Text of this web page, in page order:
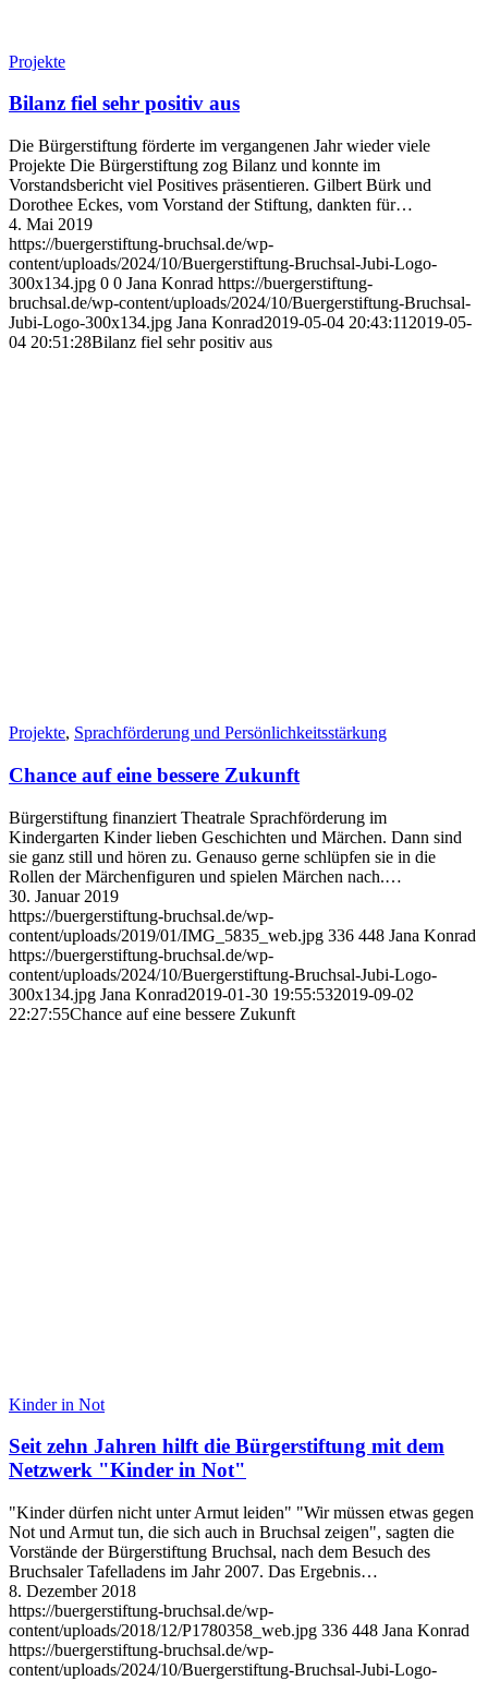
Projekte
Bilanz fiel sehr positiv aus
Die Bürgerstiftung förderte im vergangenen Jahr wieder viele
Projekte Die Bürgerstiftung zog Bilanz und konnte im
Vorstandsbericht viel Positives präsentieren. Gilbert Bürk und
Dorothee Eckes, vom Vorstand der Stiftung, dankten für…
4. Mai 2019
https://buergerstiftung-bruchsal.de/wp-
content/uploads/2024/10/Buergerstiftung-Bruchsal-Jubi-Logo-
300x134.jpg 0 0 Jana Konrad https://buergerstiftung-
bruchsal.de/wp-content/uploads/2024/10/Buergerstiftung-Bruchsal-
Jubi-Logo-300x134.jpg Jana Konrad2019-05-04 20:43:11 2019-05-
04 20:51:28Bilanz fiel sehr positiv aus
Projekte, Sprachförderung und Persönlichkeits­stärkung
Chance auf eine bessere Zukunft
Bürgerstiftung finanziert Theatrale Sprachförderung im
Kindergarten Kinder lieben Geschichten und Märchen. Dann sind
sie ganz still und hören zu. Genauso gerne schlüpfen sie in die
Rollen der Märchenfiguren und spielen Märchen nach.…
30. Januar 2019
https://buergerstiftung-bruchsal.de/wp-
content/uploads/2019/01/IMG_5835_web.jpg 336 448 Jana Konrad
https://buergerstiftung-bruchsal.de/wp-
content/uploads/2024/10/Buergerstiftung-Bruchsal-Jubi-Logo-
300x134.jpg Jana Konrad2019-01-30 19:55:532019-09-02
22:27:55Chance auf eine bessere Zukunft
Kinder in Not
Seit zehn Jahren hilft die Bürgerstiftung mit dem
Netzwerk "Kinder in Not"
"Kinder dürfen nicht unter Armut leiden" "Wir müssen etwas gegen
Not und Armut tun, die sich auch in Bruchsal zeigen", sagten die
Vorstände der Bürgerstiftung Bruchsal, nach dem Besuch des
Bruchsaler Tafelladens im Jahr 2007. Das Ergebnis…
8. Dezember 2018
https://buergerstiftung-bruchsal.de/wp-
content/uploads/2018/12/P1780358_web.jpg 336 448 Jana Konrad
https://buergerstiftung-bruchsal.de/wp-
content/uploads/2024/10/Buergerstiftung-Bruchsal-Jubi-Logo-